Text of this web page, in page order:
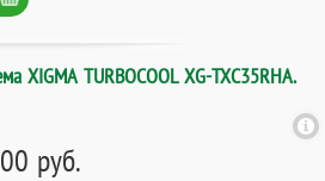
XIGMA TURBOCOOL XG-TXC35RHA.
руб.